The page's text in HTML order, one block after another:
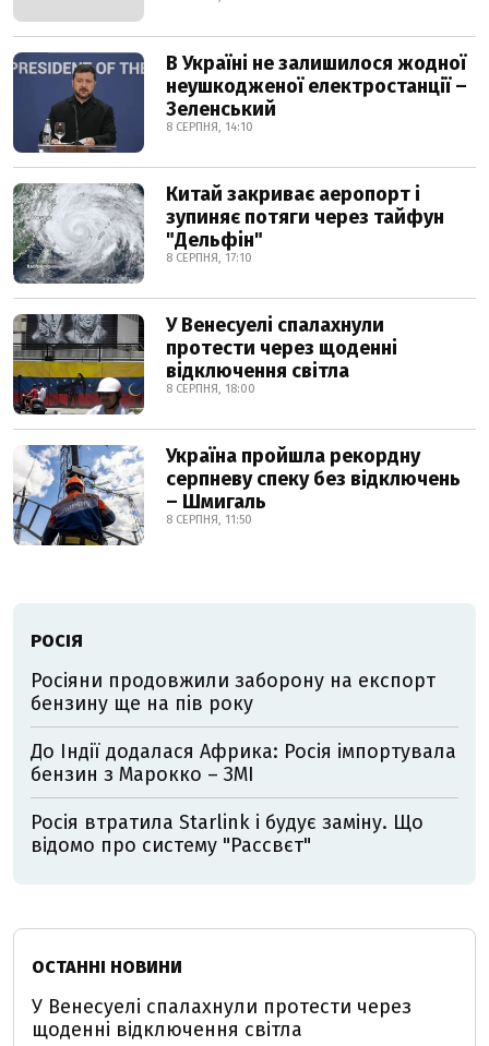
В Україні не залишилося жодної
неушкодженої електростанції –
Зеленський
8 СЕРПНЯ, 14:10
Китай закриває аеропорт і
зупиняє потяги через тайфун
"Дельфін"
8 СЕРПНЯ, 17:10
У Венесуелі спалахнули
протести через щоденні
відключення світла
8 СЕРПНЯ, 18:00
Україна пройшла рекордну
серпневу спеку без відключень
– Шмигаль
8 СЕРПНЯ, 11:50
РОСІЯ
Росіяни продовжили заборону на експорт
бензину ще на пів року
До Індії додалася Африка: Росія імпортувала
бензин з Марокко – ЗМІ
Росія втратила Starlink і будує заміну. Що
відомо про систему "Рассвєт"
ОСТАННІ НОВИНИ
У Венесуелі спалахнули протести через
щоденні відключення світла